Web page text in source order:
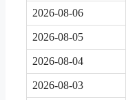
2026-08-06
2026-08-05
2026-08-04
2026-08-03